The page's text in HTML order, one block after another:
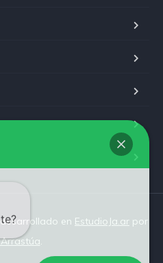
en EstudioJa.ar por
.